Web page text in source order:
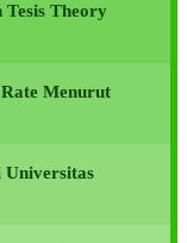
Theory
Menurut
Universitas